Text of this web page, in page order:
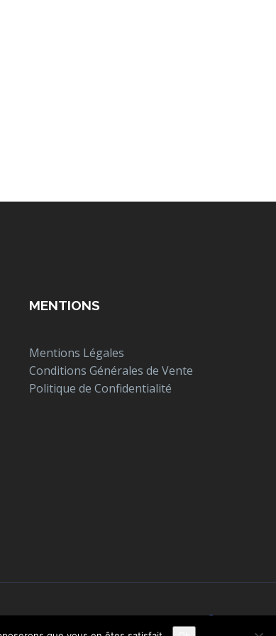
MENTIONS
Mentions Légales
Conditions Générales de Vente
Politique de Confidentialité